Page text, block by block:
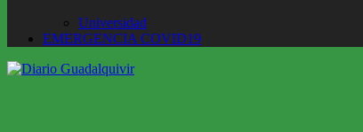
Universidad
EMERGENCIA COVID19